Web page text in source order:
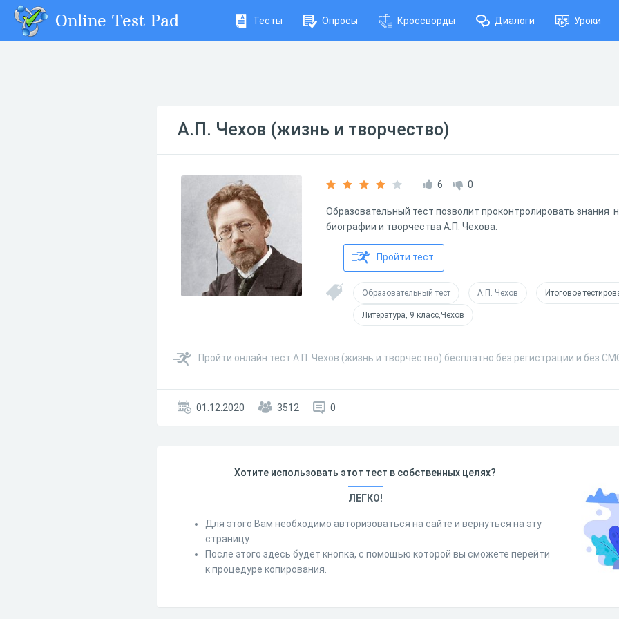
Online Test Pad Тесты Опросы Кроссворды Диалоги Уроки
А.П. Чехов (жизнь и творчество)
6 0
Образовательный тест позволит проконтролировать знания
биографии и творчества А.П. Чехова.
Пройти тест
Образовательный тест А.П. Чехов Итоговое
Литература, 9 класс,Чехов
Пройти онлайн тест А.П. Чехов (жизнь и творчество) бесплатно без регистрации и без
01.12.2020 3512 0
Хотите использовать этот тест в собственных целях?
ЛЕГКО!
Для этого Вам необходимо авторизоваться на сайте и вернуться на эту
страницу.
После этого здесь будет кнопка, с помощью которой вы сможете перейти
к процедуре копирования.